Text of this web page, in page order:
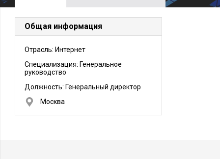
Общая информация
Отрасль: Интернет
Специализация: Генеральное
руководство
Должность: Генеральный директор
Москва